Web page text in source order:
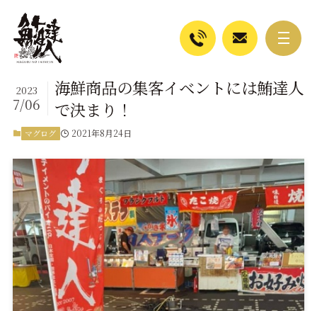
海鮮商品の集客イベントには鮪達人
で決まり！
2023
7/06
マグログ 2021年8月24日